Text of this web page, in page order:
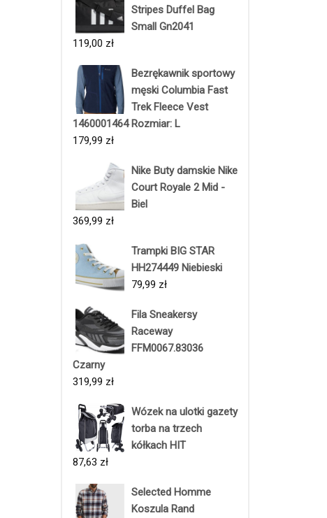
Stripes Duffel Bag
Small Gn2041
119,00 zł
Bezrękawnik sportowy
męski Columbia Fast
Trek Fleece Vest
1460001464 Rozmiar: L
179,99 zł
Nike Buty damskie Nike
Court Royale 2 Mid -
Biel
369,99 zł
Trampki BIG STAR
HH274449 Niebieski
79,99 zł
Fila Sneakersy
Raceway
FFM0067.83036
Czarny
319,99 zł
Wózek na ulotki gazety
torba na trzech
kółkach HIT
87,63 zł
Selected Homme
Koszula Rand